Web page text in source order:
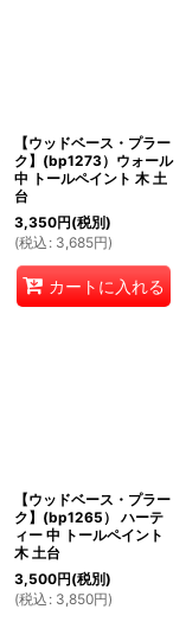
【ウッドベース・プラー
ク】(bp1273）ウォール
中 トールペイント 木 土
台
3,350円(税別)
(税込 : 3,685円)
カートに入れる
【ウッドベース・プラー
ク】(bp1265） ハーテ
ィー 中 トールペイント
木 土台
3,500円(税別)
(税込 : 3,850円)